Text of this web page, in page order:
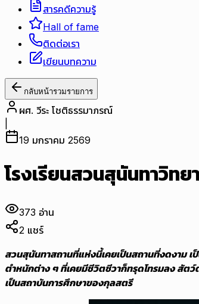
สารคดีความรู้
Hall of fame
ติดต่อเรา
เขียนบทความ
กลับหน้ารวมรายการ
ผศ. วีระ โชติธรรมาภรณ์
19 มกราคม 2569
โรงเรียนสวนสุนันทาวิทย
373 อ่าน
2 แชร์
สวนสุนันทาสถานที่แห่งนี้เคยเป็นสถานที่งดงาม
ตำหนักต่าง ๆ ที่เคยมีชีวิตชีวาก็ทรุดโทรมลง สัต
เป็นสถาบันการศึกษาของกุลสตรี